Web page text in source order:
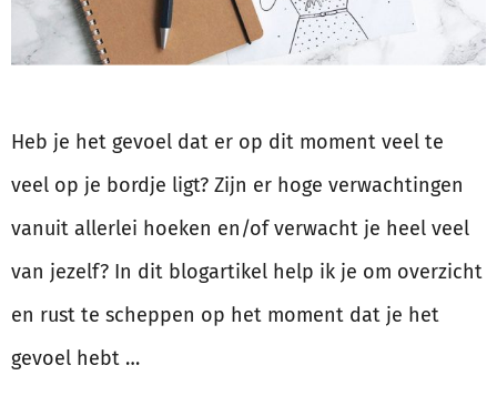
Heb je het gevoel dat er op dit moment veel te
veel op je bordje ligt? Zijn er hoge verwachtingen
vanuit allerlei hoeken en/of verwacht je heel veel
van jezelf? In dit blogartikel help ik je om overzicht
en rust te scheppen op het moment dat je het
gevoel hebt …